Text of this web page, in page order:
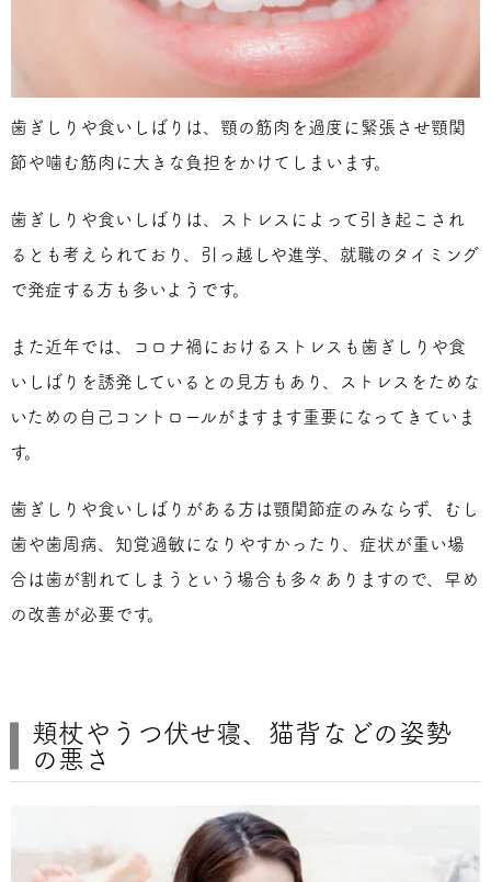
歯ぎしりや食いしばりは、顎の筋肉を過度に緊張させ顎関
節や噛む筋肉に大きな負担をかけてしまいます。
歯ぎしりや食いしばりは、ストレスによって引き起こされ
るとも考えられており、引っ越しや進学、就職のタイミング
で発症する方も多いようです。
また近年では、コロナ禍におけるストレスも歯ぎしりや食
いしばりを誘発しているとの見方もあり、ストレスをためな
いための自己コントロールがますます重要になってきていま
す。
歯ぎしりや食いしばりがある方は顎関節症のみならず、むし
歯や歯周病、知覚過敏になりやすかったり、症状が重い場
合は歯が割れてしまうという場合も多々ありますので、早め
の改善が必要です。
頬杖やうつ伏せ寝、猫背などの姿勢
の悪さ